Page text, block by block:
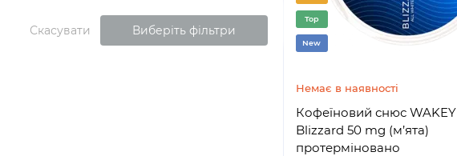
Скасувати Виберіть фільтри
Top
New
Немає в наявності
Кофеїновий снюс
Blizzard 50 mg (м’ята)
протерміновано